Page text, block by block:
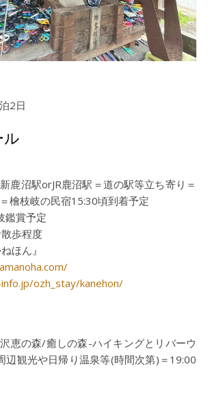
2日
ル
鹿沼駅orJR鹿沼駅＝道の駅等立ち寄り＝
檜枝岐の民宿15:30頃到着予定
鑑賞予定
歩程度
ほん』
ozh_stay/kanehon/
恵の森/癒しの森-ハイキングとリバーウ
辺観光や日帰り温泉等(時間次第)＝19:00